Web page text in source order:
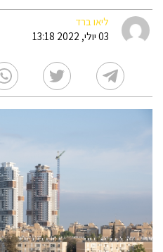
ליאו ברד
03 יולי, 2022 13:18